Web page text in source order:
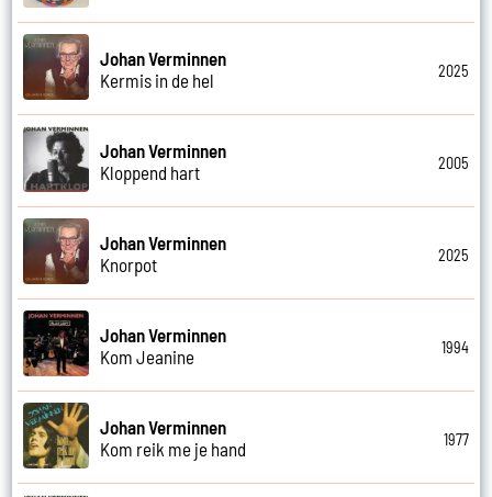
Johan Verminnen
Kermis in de hel
2025
Johan Verminnen
Kloppend hart
2005
Johan Verminnen
Knorpot
2025
Johan Verminnen
Kom Jeanine
1994
Johan Verminnen
Kom reik me je hand
1977